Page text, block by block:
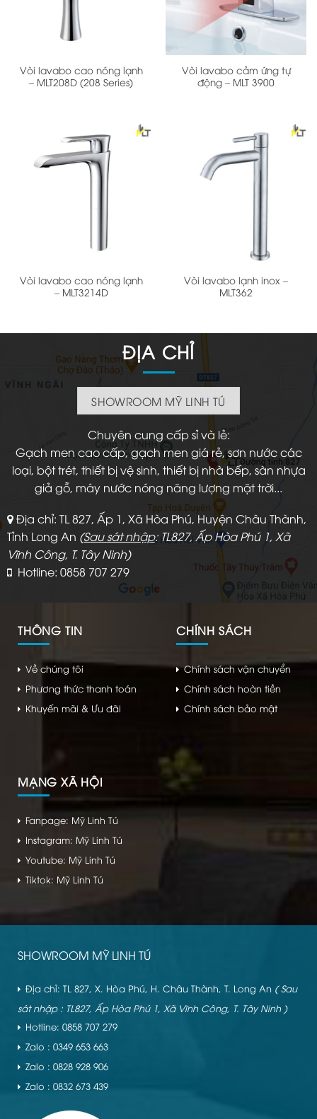
Vòi lavabo cao nóng lạnh
– MLT208D (208 Series)
Vòi lavabo cảm ứng tự
động – MLT 3900
Vòi lavabo cao nóng lạnh
– MLT3214D
Vòi lavabo lạnh inox –
MLT362
ĐỊA CHỈ
SHOWROOM MỸ LINH TÚ
Chuyên cung cấp sỉ và lẻ:
Gạch men cao cấp, gạch men giá rẻ, sơn nước các
loại, bột trét, thiết bị vệ sinh, thiết bị nhà bếp, sàn nhựa
giả gỗ, máy nước nóng năng lượng mặt trời...
Địa chỉ: TL 827, Ấp 1, Xã Hòa Phú, Huyện Châu Thành,
Tỉnh Long An (Sau sát nhập: TL827, Ấp Hòa Phú 1, Xã
Vĩnh Công, T. Tây Ninh)
Hotline: 0858 707 279
THÔNG TIN
Về chúng tôi
Phương thức thanh toán
Khuyến mãi & Ưu đãi
CHÍNH SÁCH
Chính sách vận chuyển
Chính sách hoàn tiền
Chính sách bảo mật
MẠNG XÃ HỘI
Fanpage: Mỹ Linh Tú
Instagram: Mỹ Linh Tú
Youtube: Mỹ Linh Tú
Tiktok: Mỹ Linh Tú
SHOWROOM MỸ LINH TÚ
Địa chỉ: TL 827, X. Hòa Phú, H. Châu Thành, T. Long An ( Sau
sát nhập : TL827, Ấp Hòa Phú 1, Xã Vĩnh Công, T. Tây Ninh )
Hotline: 0858 707 279
Zalo : 0349 653 663
Zalo : 0828 928 906
Zalo : 0832 673 439